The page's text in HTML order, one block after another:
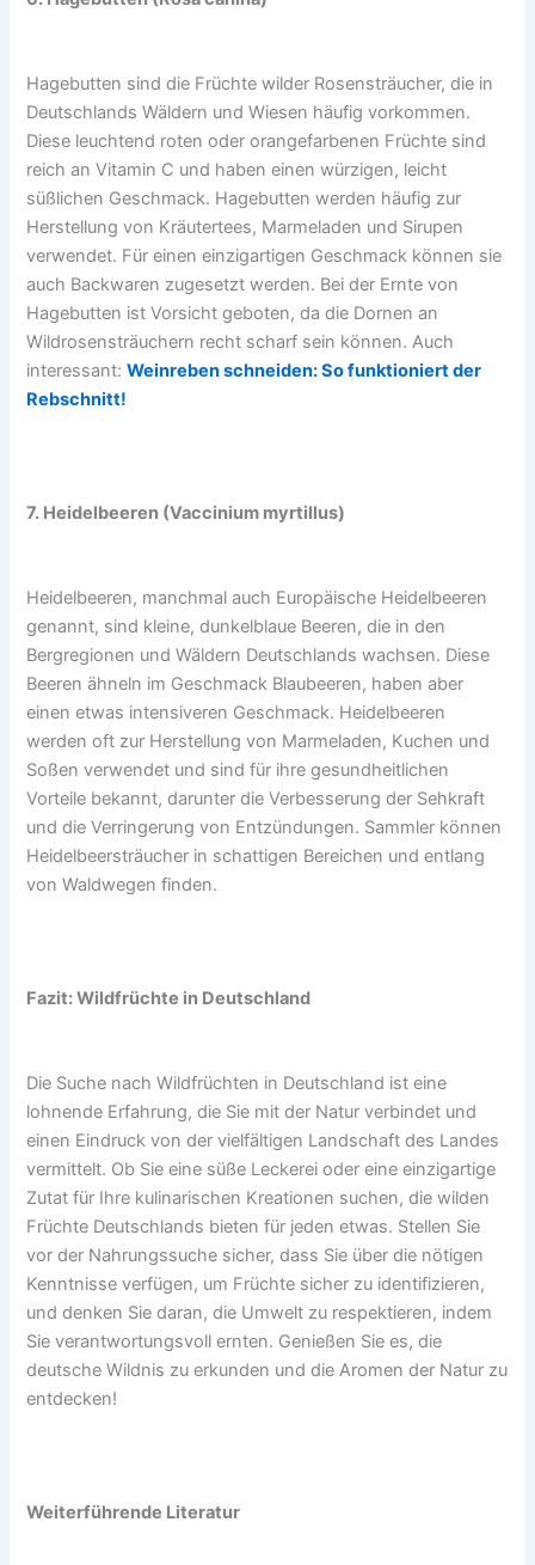
Hagebutten sind die Früchte wilder Rosensträucher, die in
Deutschlands Wäldern und Wiesen häufig vorkommen.
Diese leuchtend roten oder orangefarbenen Früchte sind
reich an Vitamin C und haben einen würzigen, leicht
süßlichen Geschmack. Hagebutten werden häufig zur
Herstellung von Kräutertees, Marmeladen und Sirupen
verwendet. Für einen einzigartigen Geschmack können sie
auch Backwaren zugesetzt werden. Bei der Ernte von
Hagebutten ist Vorsicht geboten, da die Dornen an
Wildrosensträuchern recht scharf sein können. Auch
interessant:Weinreben schneiden: So funktioniert der
Rebschnitt!
7. Heidelbeeren (Vaccinium myrtillus)
Heidelbeeren, manchmal auch Europäische Heidelbeeren
genannt, sind kleine, dunkelblaue Beeren, die in den
Bergregionen und Wäldern Deutschlands wachsen. Diese
Beeren ähneln im Geschmack Blaubeeren, haben aber
einen etwas intensiveren Geschmack. Heidelbeeren
werden oft zur Herstellung von Marmeladen, Kuchen und
Soßen verwendet und sind für ihre gesundheitlichen
Vorteile bekannt, darunter die Verbesserung der Sehkraft
und die Verringerung von Entzündungen. Sammler können
Heidelbeersträucher in schattigen Bereichen und entlang
von Waldwegen finden.
Fazit: Wildfrüchte in Deutschland
Die Suche nach Wildfrüchten in Deutschland ist eine
lohnende Erfahrung, die Sie mit der Natur verbindet und
einen Eindruck von der vielfältigen Landschaft des Landes
vermittelt. Ob Sie eine süße Leckerei oder eine einzigartige
Zutat für Ihre kulinarischen Kreationen suchen, die wilden
Früchte Deutschlands bieten für jeden etwas. Stellen Sie
vor der Nahrungssuche sicher, dass Sie über die nötigen
Kenntnisse verfügen, um Früchte sicher zu identifizieren,
und denken Sie daran, die Umwelt zu respektieren, indem
Sie verantwortungsvoll ernten. Genießen Sie es, die
deutsche Wildnis zu erkunden und die Aromen der Natur zu
entdecken!
Weiterführende Literatur